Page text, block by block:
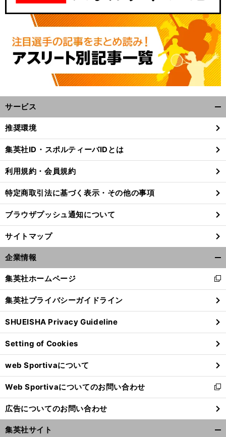
サービス
閉
る
推奨環境
集英社ID・スポルティーバIDとは
利用規約・会員規約
特定商取引法に基づく表示・その他の事項
ブラウザプッシュ通知について
サイトマップ
企業情報
閉
る
集英社ホームページ
新
し
い
ウ
ィ
ン
ド
ウ
で
開
く
集英社プライバシーガイドライン
SHUEISHA Privacy Guideline
Setting of Cookies
web Sportivaについて
Web Sportivaについてのお問い合わせ
新
し
い
ウ
ィ
広告についてのお問い合わせ
集英社サイト